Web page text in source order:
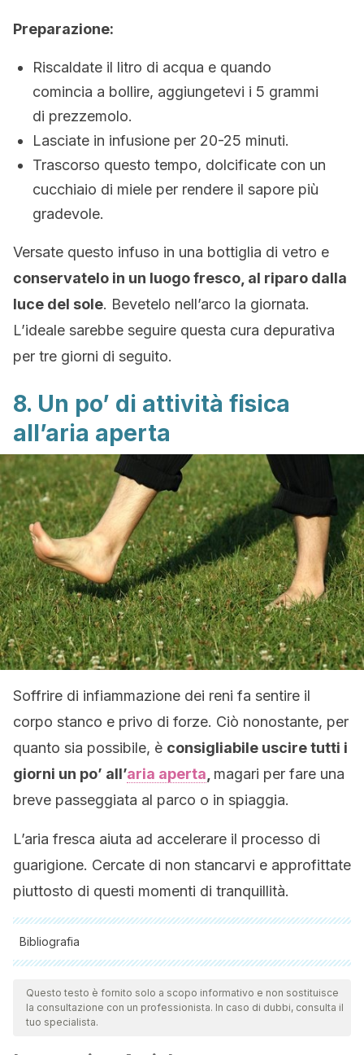
Preparazione:
Riscaldate il litro di acqua e quando
comincia a bollire, aggiungetevi i 5 grammi
di prezzemolo.
Lasciate in infusione per 20-25 minuti.
Trascorso questo tempo, dolcificate con un
cucchiaio di miele per rendere il sapore più
gradevole.
Versate questo infuso in una bottiglia di vetro e
conservatelo in un luogo fresco, al riparo dalla
luce del sole. Bevetelo nell’arco la giornata.
L’ideale sarebbe seguire questa cura depurativa
per tre giorni di seguito.
8. Un po’ di attività fisica
all’aria aperta
Soffrire di infiammazione dei reni fa sentire il
corpo stanco e privo di forze. Ciò nonostante, per
quanto sia possibile, è consigliabile uscire tutti i
giorni un po’ all’aria aperta magari per fare una
breve passeggiata al parco o in spiaggia.
L’aria fresca aiuta ad accelerare il processo di
guarigione. Cercate di non stancarvi e approfittate
piuttosto di questi momenti di tranquillità.
Bibliografia
Tutte le fonti citate sono state esaminate a fondo dal nostro
team per garantirne la qualità, l'affidabilità, l'attualità e la
validità. La bibliografia di questo articolo è stata considerata
Questo testo è fornito solo a scopo informativo e non sostituisce
la consultazione con un professionista. In caso di dubbi, consulta il
tuo specialista.